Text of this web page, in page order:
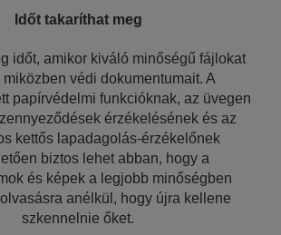
Időt takaríthat meg
időt, amikor kiváló minőségű fájlokat
miközben védi dokumentumait. A
papírvédelmi funkcióknak, az üvegen
érzékelésének és az
kettős lapadagolás-érzékelőnek
biztos lehet abban, hogy a
és képek a legjobb minőségben
anélkül, hogy újra kellene
szkennelnie őket.